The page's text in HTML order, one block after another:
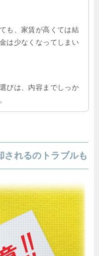
も、家賃が高くては結
は少なくなってしまい
びは、内容までしっか
されるのトラブルも